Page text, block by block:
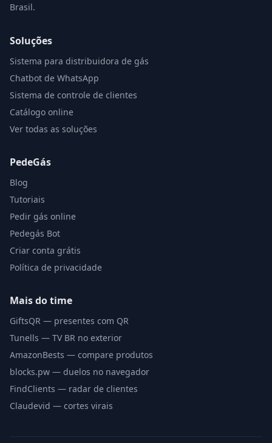
Brasil.
Soluções
Sistema para distribuidora de gás
Chatbot de WhatsApp
Sistema de controle de clientes
Catálogo online
Ver todas as soluções
PedeGás
Blog
Tutoriais
Pedir gás online
Pedegás Bot
Criar conta grátis
Política de privacidade
Mais do time
GiftsQR — presentes com QR
Tunells — TV BR no exterior
AmazonBests — compare produtos
blocks.pw — duelos no navegador
FindClients — radar de clientes
Claudevid — cortes virais